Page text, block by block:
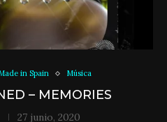
in Spain Música
– MEMORIES
27 junio, 2020